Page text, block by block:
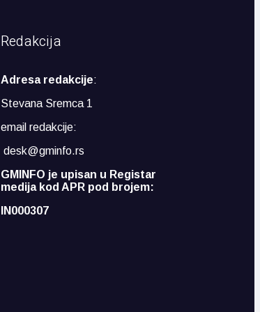
Redakcija
Adresa redakcije:
Stevana Sremca 1
email redakcije:
desk@gminfo.rs
GMINFO je upisan u Registar
medija kod APR pod brojem:
IN000307